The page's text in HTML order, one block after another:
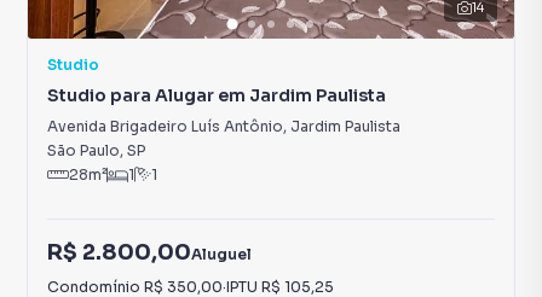
14
Studio
Studio para Alugar em Jardim Paulista
Avenida Brigadeiro Luís Antônio, Jardim Paulista
São Paulo, SP
28m² 1 1
R$ 2.800,00Aluguel
Condomínio R$ 350,00·IPTU R$ 105,25